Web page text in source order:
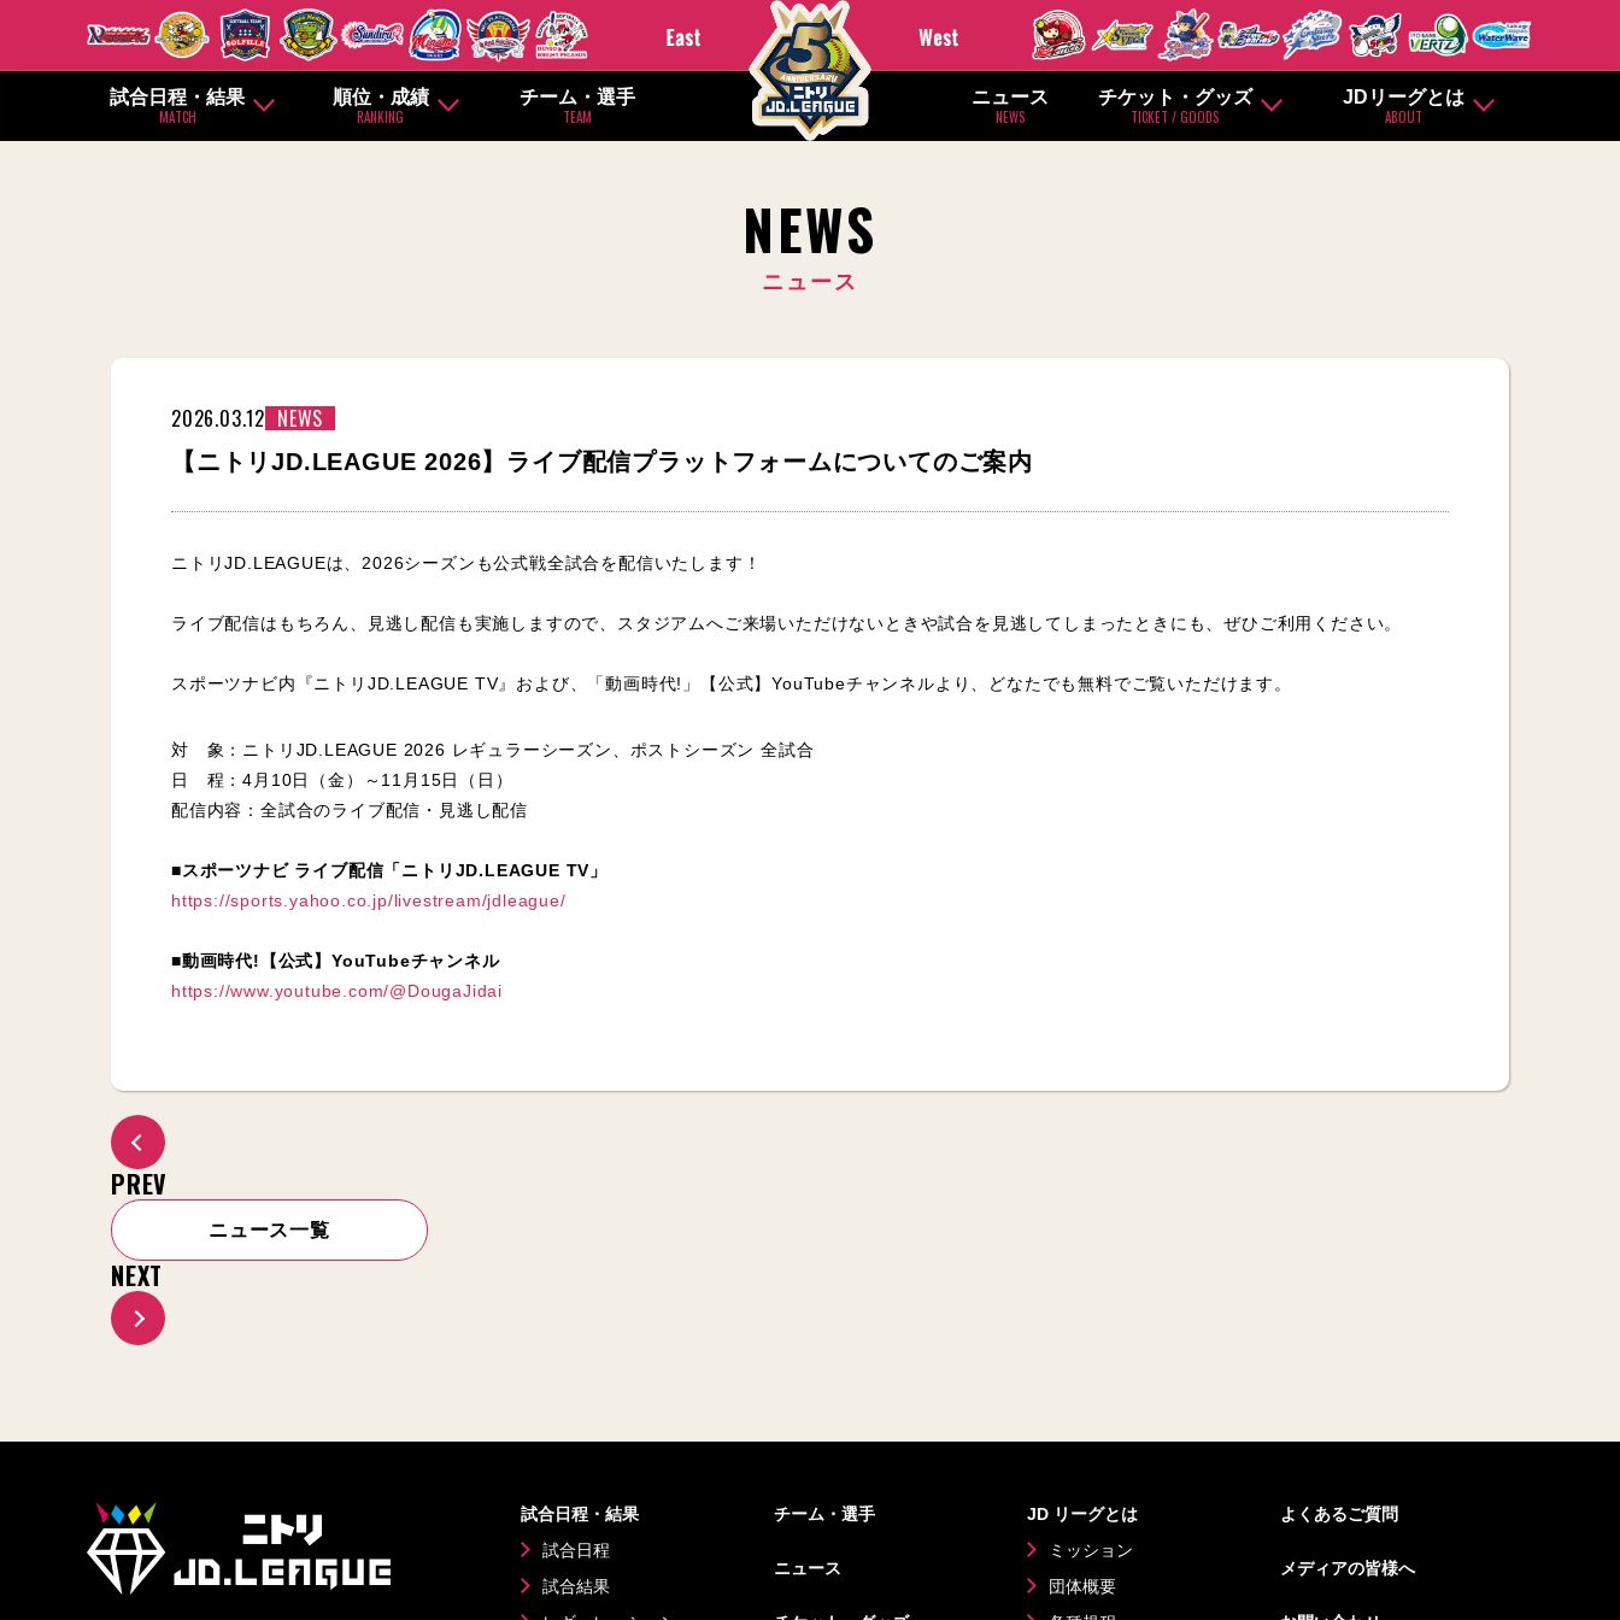
試合日程・結果
MATCH
順位・成績
RANKING
チーム・選手
TEAM
ニュース
NEWS
チケット・グッズ
TICKET / GOODS
JDリーグとは
ABOUT
NEWS
ニュース
2026.03.12 NEWS
【ニトリJD.LEAGUE 2026】ライブ配信プラットフォームについてのご案内
ニトリJD.LEAGUEは、2026シーズンも公式戦全試合を配信いたします！
ライブ配信はもちろん、見逃し配信も実施しますので、スタジアムへご来場いただけないときや試合を見逃してしまったときにも、ぜひご利用ください。
スポーツナビ内『ニトリJD.LEAGUE TV』および、「動画時代!」【公式】YouTubeチャンネルより、どなたでも無料でご覧いただけます。
対 象：ニトリJD.LEAGUE 2026 レギュラーシーズン、ポストシーズン 全試合
日 程：4月10日（金）～11月15日（日）
配信内容：全試合のライブ配信・見逃し配信
■スポーツナビ ライブ配信「ニトリJD.LEAGUE TV」
https://sports.yahoo.co.jp/livestream/jdleague/
■動画時代!【公式】YouTubeチャンネル
https://www.youtube.com/@DougaJidai
PREV
ニュース一覧
NEXT
試合日程・結果
試合日程
試合結果
チーム・選手
ニュース
JD リーグとは
ミッション
団体概要
よくあるご質問
メディアの皆様へ